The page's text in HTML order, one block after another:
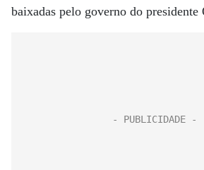
baixadas pelo governo do presidente